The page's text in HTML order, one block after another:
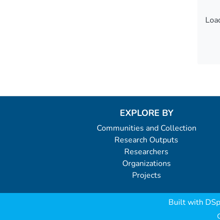
EXPLORE BY
Communities and Collection
Research Outputs
Researchers
Organizations
Projects
Built with